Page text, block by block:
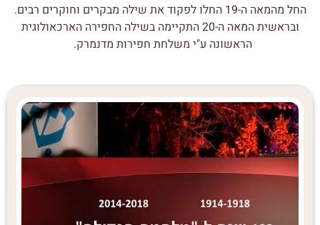
החל מהמאה ה-19 החלו לפקוד את שילה מבקרים וחוקרים רבים.
ובראשית המאה ה-20 התקיימה בשילה החפירה הארכאולוגית
הראשונה ע"י משלחת חפירות מדנמרק.